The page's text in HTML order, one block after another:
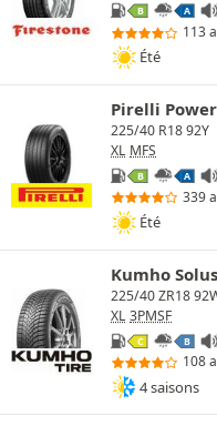
B A
113
Été
Pirelli
225/40 R18 92Y
XL MFS
B A
339
Été
Kumho
225/40 ZR18
XL 3PMSF
C B
108
4 saisons